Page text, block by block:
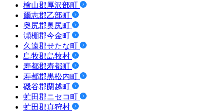
檜山郡厚沢部町
爾志郡乙部町
奥尻郡奥尻町
瀬棚郡今金町
久遠郡せたな町
島牧郡島牧村
寿都郡寿都町
寿都郡黒松内町
磯谷郡蘭越町
虻田郡ニセコ町
虻田郡真狩村